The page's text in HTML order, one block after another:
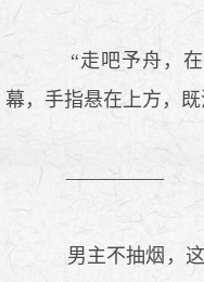
“走吧予舟，在
幕，手指悬在上方，既
—————
男主不抽烟，这